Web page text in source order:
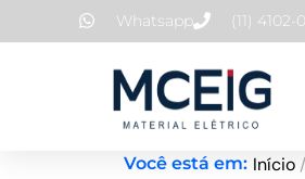
para
Whatsapp (11) 4102-
Você está em: Início /